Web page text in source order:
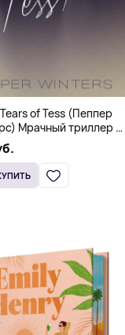
of Tess (Пеппер
Мрачный триллер о
и страсти (18+)